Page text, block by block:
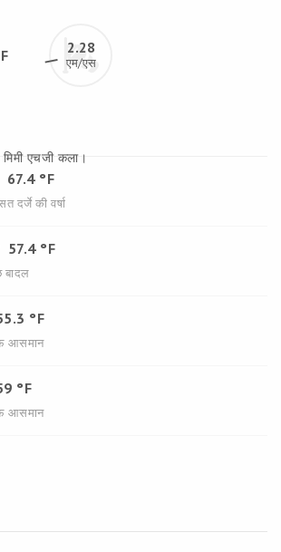
2.28
एम/एस
एचजी कला।
67.4 °F
दर्जे की वर्षा
57.4 °F
°F
आसमान
°F
आसमान